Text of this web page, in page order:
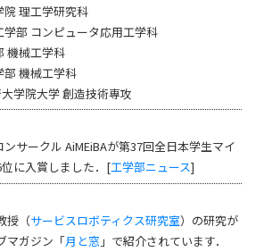
理工学研究科
学部 コンピュータ応用工学科
機械工学科
部 機械工学科
学院大学 創造技術専攻
ンサークル AiMEiBAが第37回全日本学生マイ
に入賞しました．[工学部ニュース]
授（サービスロボティクス研究室）の研究が
マガジン「月と窓 」で紹介されています．